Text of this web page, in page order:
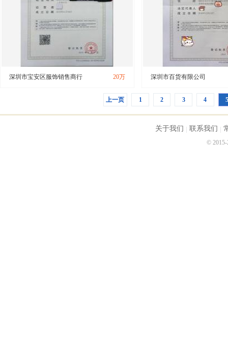
深圳市宝安区服饰销售商行 20万 深圳市百货有限公司
上一页 1 2 3 4 5
关于我们 联系我们
© 2015-